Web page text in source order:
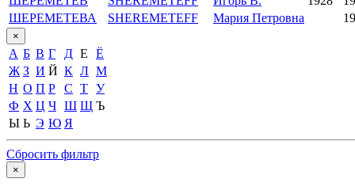
ШЕРЕМЕТЕВА
SHEREMETEFF Мария Петровна
×
А Б В Г Д Е
Ё
Ж З И Й К Л М
Н О П Р С Т У
Ф Х Ц Ч Ш Щ Ъ
Ы Ь Э Ю Я
Сбросить фильтр
×